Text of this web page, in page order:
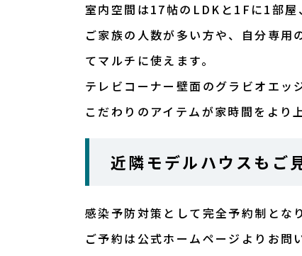
室内空間は17帖のLDKと1Fに1部屋
ご家族の人数が多い方や、自分専用
てマルチに使えます。
テレビコーナー壁面のグラビオエッ
こだわりのアイテムが家時間をより
近隣モデルハウスもご
感染予防対策として完全予約制とな
ご予約は公式ホームページよりお問